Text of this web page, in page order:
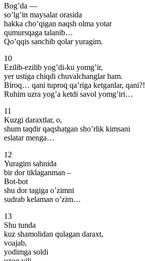
Bog’da —
so’lg’in maysalar orasida
hakka cho’qigan naqsh olma yotar
qumursqaga talanib…
Qo’qqis sanchib qolar yuragim.
10
Ezilib-ezilib yog’di-ku yomg’ir,
yer ustiga chiqdi chuvalchanglar ham.
Biroq… qani tuproq qa’riga ketganlar, qani?!
Ruhim uzra yog’a ketdi savol yomg’iri…
11
Kuzgi daraxtlar, o,
shum taqdir qaqshatgan sho’rlik kimsani
eslatar menga…
12
Yuragim sahnida
bir dor tiklaganman –
Bot-bot
shu dor tagiga o’zimni
sudrab kelaman o’zim…
13
Shu tunda
kuz shamolidan qulagan daraxt,
voajab,
yodimga soldi